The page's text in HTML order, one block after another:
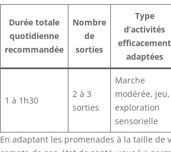
Durée totale
quotidienne
recommandée
Nombre
de
sorties
Type
d’activités
efficacement
adaptées
1 à 1h30
2 à 3
sorties
Marche
modérée, jeu,
exploration
sensorielle
En adaptant les promenades à la taille de